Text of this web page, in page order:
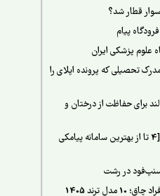
قطار شد؟
پیام
علوم پزشکی ایران
تحصیلی که پرونده اپلای را
برای حفاظت از درختان و
بهترین پنل پیامکی ایران [4 تا از بهترین سامانه پیامکی
در رشت
ترند 1405